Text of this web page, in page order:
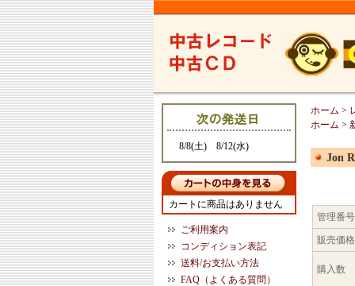
8/8(土) 8/12(水)
カートに商品はありません
ご利用案内
コンディション表記
送料/お支払い方法
FAQ（よくある質問）
ホーム >
ホーム >
Jon
管理番号
販売価格
購入数